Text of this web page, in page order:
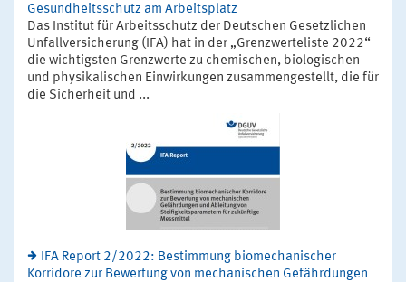
Gesundheitsschutz am Arbeitsplatz
Das Institut für Arbeitsschutz der Deutschen Gesetzlichen
Unfallversicherung (IFA) hat in der „Grenzwerteliste 2022“
die wichtigsten Grenzwerte zu chemischen, biologischen
und physikalischen Einwirkungen zusammengestellt, die für
die Sicherheit und ...
IFA Report 2/2022: Bestimmung biomechanischer
Korridore zur Bewertung von mechanischen Gefährdungen